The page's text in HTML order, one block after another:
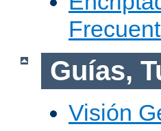
Guías,
Visión